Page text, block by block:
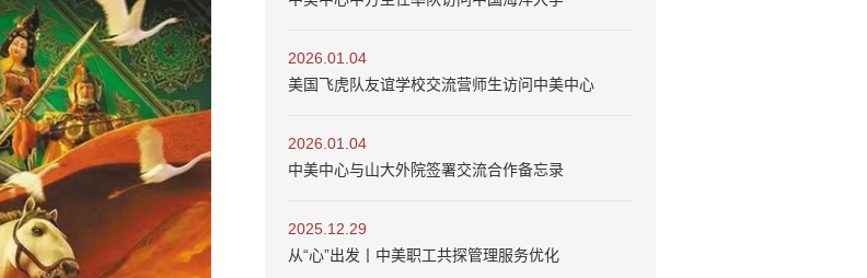
2026.01.04
美国飞虎队友谊学校交流营师生访问中美中心
2026.01.04
中美中心与山大外院签署交流合作备忘录
2025.12.29
从“心”出发丨中美职工共探管理服务优化